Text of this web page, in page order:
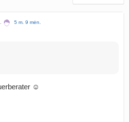
5 m. 9 mėn.
☺️